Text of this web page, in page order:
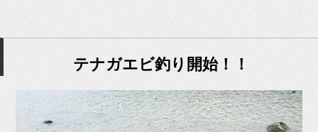
テナガエビ釣り開始！！